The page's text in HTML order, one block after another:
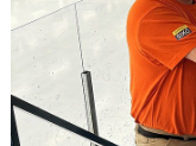
BILJETTER
BLI HOCKEYDOMARE
A-LAGETS MATCHER 25/26